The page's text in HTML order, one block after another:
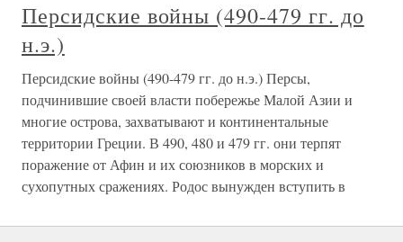
Персидские войны (490-479 гг. до
н.э.)
Персидские войны (490-479 гг. до н.э.) Персы,
подчинившие своей власти побережье Малой Азии и
многие острова, захватывают и континентальные
территории Греции. В 490, 480 и 479 гг. они терпят
поражение от Афин и их союзников в морских и
сухопутных сражениях. Родос вынужден вступить в